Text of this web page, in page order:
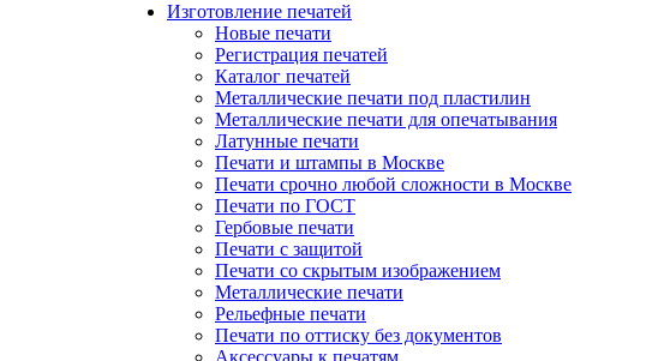
Изготовление печатей
Новые печати
Регистрация печатей
Каталог печатей
Металлические печати под пластилин
Металлические печати для опечатывания
Латунные печати
Печати и штампы в Москве
Печати срочно любой сложности в Москве
Печати по ГОСТ
Гербовые печати
Печати с защитой
Печати со скрытым изображением
Металлические печати
Рельефные печати
Печати по оттиску без документов
Аксессуары к печатям